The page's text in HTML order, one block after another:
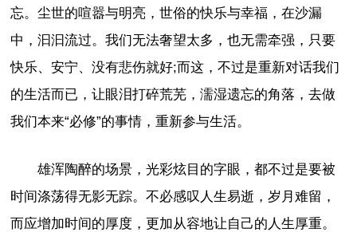
忘。尘世的喧嚣与明亮，世俗的快乐与幸福，在沙漏
中，汩汩流过。我们无法奢望太多，也无需牵强，只要
快乐、安宁、没有悲伤就好;而这，不过是重新对话我们
的生活而已，让眼泪打碎荒芜，濡湿遗忘的角落，去做
我们本来“必修”的事情，重新参与生活。
雄浑陶醉的场景，光彩炫目的字眼，都不过是要被
时间涤荡得无影无踪。不必感叹人生易逝，岁月难留，
而应增加时间的厚度，更加从容地让自己的人生厚重。